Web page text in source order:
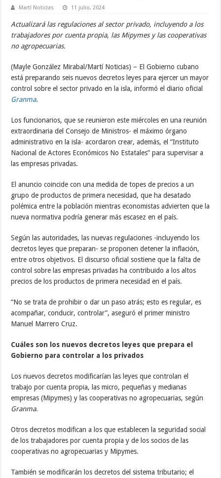
Martí Noticias 11 julio, 2024
Actualizará las regulaciones al sector privado, incluyendo a los
trabajadores por cuenta propia, las Mipymes y las cooperativas
no agropecuarias.
(Mayle González Mirabal/Martí Noticias) – El Gobierno cubano
está preparando seis nuevos decretos leyes para ejercer un mayor
control sobre el sector privado en la isla, informó el diario oficial
Granma.
Los funcionarios, que se reunieron este miércoles en una reunión
extraordinaria del Consejo de Ministros- el máximo órgano
administrativo en la isla- acordaron crear, además, el “Instituto
Nacional de Actores Económicos No Estatales” para supervisar a
las empresas privadas.
El anuncio coincide con una medida de topes de precios a un
grupo de productos de primera necesidad, que ha desatado
polémica entre la población mientras economistas advierten que la
nueva normativa podría generar más escasez en el país.
Según las autoridades, las nuevas regulaciones -incluyendo los
decretos leyes que preparan- se proponen detener la inflación,
entre otros objetivos. El discurso oficial sostiene que la falta de
control sobre las empresas privadas ha contribuido a los altos
precios de los productos de primera necesidad en el país.
“No se trata de prohibir o dar un paso atrás; esto es regular, es
acompañar, conducir, controlar”, aseguró el primer ministro
Manuel Marrero Cruz.
Cuáles son los nuevos decretos leyes que prepara el
Gobierno para controlar a los privados
Los nuevos decretos modificarían las leyes que controlan el
trabajo por cuenta propia, las micro, pequeñas y medianas
empresas (Mipymes) y las cooperativas no agropecuarias, según
Granma.
Otros decretos modifican a los que establecen la seguridad social
de los trabajadores por cuenta propia y de los socios de las
cooperativas no agropecuarias y Mipymes.
También se modificarán los decretos del sistema tributario; el